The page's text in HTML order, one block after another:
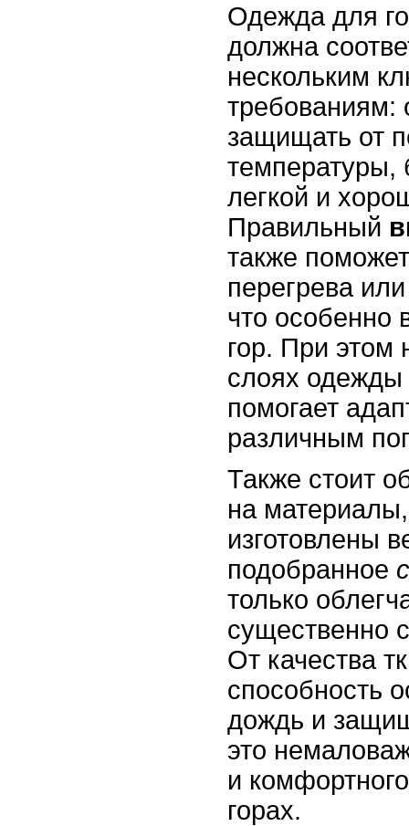
Одежда для
должна
нескольким
требованиям:
защищать от
температуры,
легкой и
Правильный
также
перегрева
что особенно
гор. При этом
слоях одежды
помогает
различным
Также стоит
на
изготовлены
подобранное
только
существенно
От качества
способность
дождь и
это
и
горах.